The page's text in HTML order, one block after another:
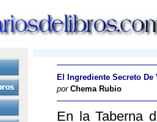
El Ingrediente Secreto De
por Chema Rubio
En la Taberna